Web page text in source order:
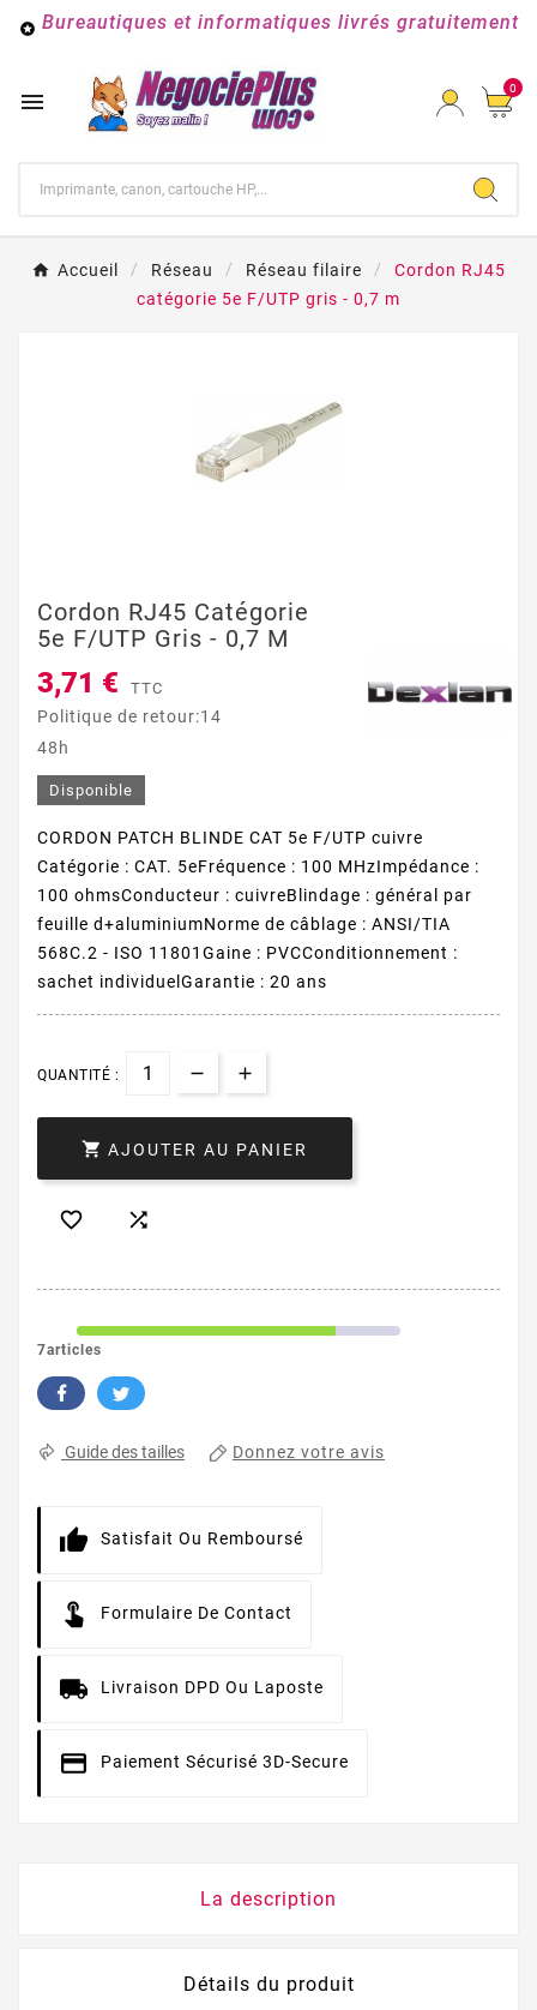
 Bureautiques et informatiques livrés gratuitement
 0
Accueil Réseau Réseau filaire
Cordon RJ45
catégorie 5e F/UTP gris - 0,7 m
Cordon RJ45 Catégorie
5e F/UTP Gris - 0,7 M
3,71 € TTC
Politique de retour:14
48h
Disponible
CORDON PATCH BLINDE CAT 5e F/UTP cuivre
Catégorie : CAT. 5eFréquence : 100 MHzImpédance :
100 ohmsConducteur : cuivreBlindage : général par
feuille d+aluminiumNorme de câblage : ANSI/TIA
568C.2 - ISO 11801Gaine : PVCConditionnement :
sachet individuelGarantie : 20 ans
QUANTITÉ :
 AJOUTER AU PANIER
 
7articles
Guide des tailles Donnez votre avis
Satisfait Ou Remboursé
Formulaire De Contact
Livraison DPD Ou Laposte
Paiement Sécurisé 3D-Secure
La description
Détails du produit